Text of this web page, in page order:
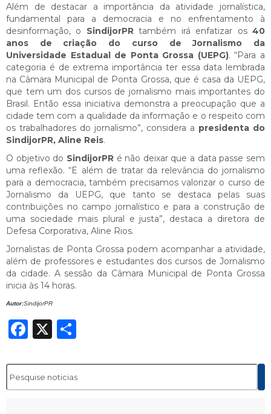
Além de destacar a importância da atividade jornalística,
fundamental para a democracia e no enfrentamento à
desinformação, o SindijorPRtambém irá enfatizar os40
anos de criação do curso de Jornalismo da
Universidade Estadual de Ponta Grossa (UEPG). “Para a
categoria é de extrema importância ter essa data lembrada
na Câmara Municipal de Ponta Grossa, que é casa da UEPG,
que tem um dos cursos de jornalismo mais importantes do
Brasil. Então essa iniciativa demonstra a preocupação que a
cidade tem com a qualidade da informação e o respeito com
os trabalhadores do jornalismo”, considera a presidenta do
SindijorPR, Aline Reis.
O objetivo do SindijorPRé não deixar que a data passe sem
uma reflexão. “E além de tratar da relevância do jornalismo
para a democracia, também precisamos valorizar o curso de
Jornalismo da UEPG, que tanto se destaca pelas suas
contribuições no campo jornalístico e para a construção de
uma sociedade mais plural e justa”, destaca a diretora de
Defesa Corporativa, Aline Rios.
Jornalistas de Ponta Grossa podem acompanhar a atividade,
além de professores e estudantes dos cursos de Jornalismo
da cidade. A sessão da Câmara Municipal de Ponta Grossa
inicia às 14 horas.
Autor:SindijorPR
Facebook
X